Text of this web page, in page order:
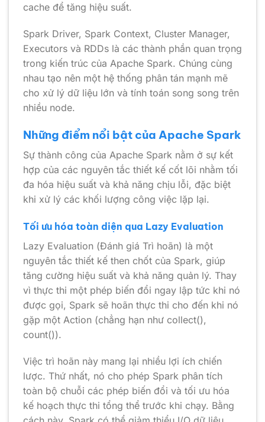
cache để tăng hiệu suất.
Spark Driver, Spark Context, Cluster Manager,
Executors và RDDs là các thành phần quan trọng
trong kiến trúc của Apache Spark. Chúng cùng
nhau tạo nên một hệ thống phân tán mạnh mẽ
cho xử lý dữ liệu lớn và tính toán song song trên
nhiều node.
Những điểm nổi bật của Apache Spark
Sự thành công của Apache Spark nằm ở sự kết
hợp của các nguyên tắc thiết kế cốt lõi nhằm tối
đa hóa hiệu suất và khả năng chịu lỗi, đặc biệt
khi xử lý các khối lượng công việc lặp lại.
Tối ưu hóa toàn diện qua Lazy Evaluation
Lazy Evaluation (Đánh giá Trì hoãn) là một
nguyên tắc thiết kế then chốt của Spark, giúp
tăng cường hiệu suất và khả năng quản lý. Thay
vì thực thi một phép biến đổi ngay lập tức khi nó
được gọi, Spark sẽ hoãn thực thi cho đến khi nó
gặp một Action (chẳng hạn như collect(),
count()).
Việc trì hoãn này mang lại nhiều lợi ích chiến
lược. Thứ nhất, nó cho phép Spark phân tích
toàn bộ chuỗi các phép biến đổi và tối ưu hóa
kế hoạch thực thi tổng thể trước khi chạy. Bằng